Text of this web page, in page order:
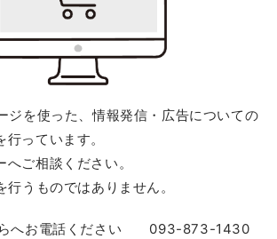
ジを使った、情報発信・広告についての
っています。
へご相談ください。
うものではありません。
らへお電話ください 093-873-1430